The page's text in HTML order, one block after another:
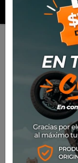
MENU
Productos
Antiparras